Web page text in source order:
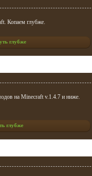
Копаем глубже.
глубже
на Minecraft v.1.4.7 и ниже.
глубже